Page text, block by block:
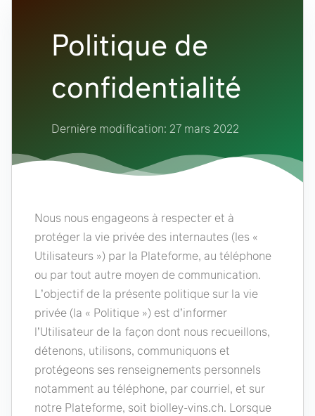
Politique de
confidentialité
Dernière modification: 27 mars 2022
Nous nous engageons à respecter et à
protéger la vie privée des internautes (les «
Utilisateurs ») par la Plateforme, au téléphone
ou par tout autre moyen de communication.
L’objectif de la présente politique sur la vie
privée (la « Politique ») est d’informer
l’Utilisateur de la façon dont nous recueillons,
détenons, utilisons, communiquons et
protégeons ses renseignements personnels
notamment au téléphone, par courriel, et sur
notre Plateforme, soit biolley-vins.ch. Lorsque